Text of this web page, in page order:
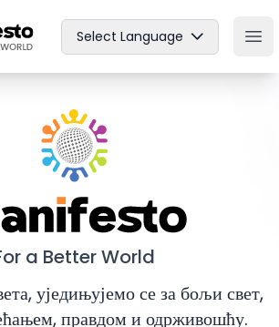
Select Language
a Better World
уједињујемо се за бољи свет,
правдом и одрживошћу.